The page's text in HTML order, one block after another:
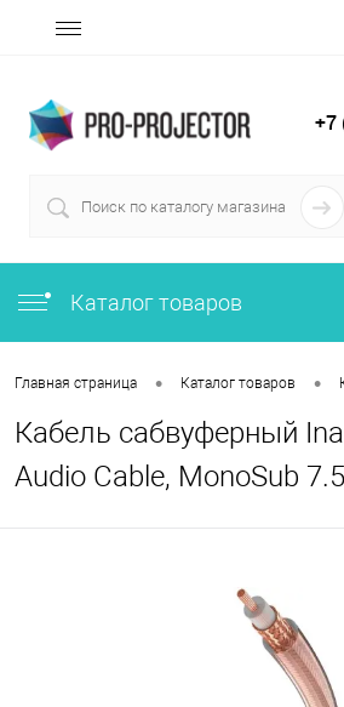
+7
Каталог товаров
Главная страница • Каталог товаров •
Кабель сабвуферный
Audio Cable, MonoSub